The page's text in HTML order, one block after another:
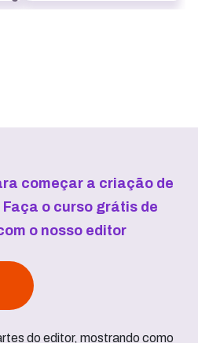
começar a criação de
o curso grátis de
o nosso editor